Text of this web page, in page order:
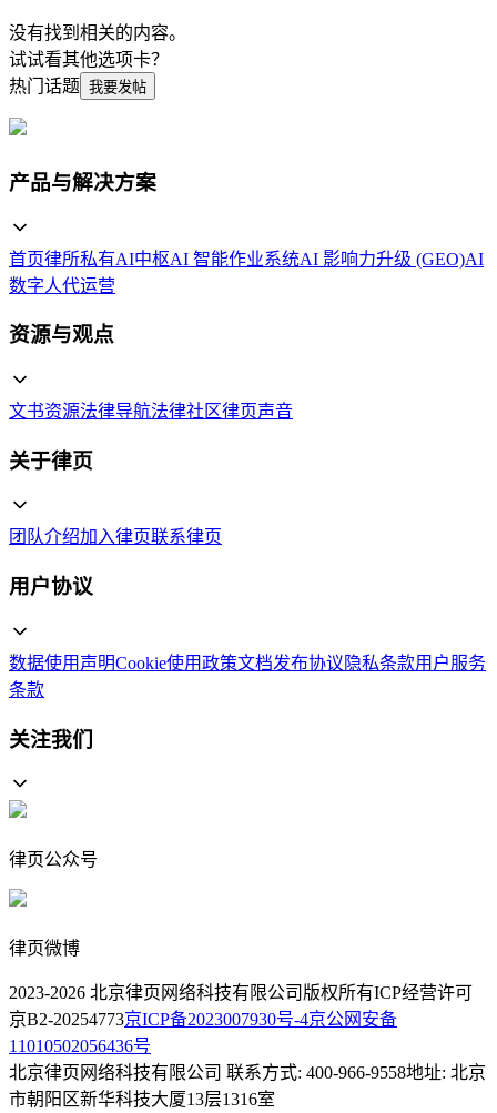
没有找到相关的内容。
试试看其他选项卡？
热门话题 我要发帖
产品与解决方案
首页律所私有AI中枢AI 智能作业系统AI 影响力升级 (GEO)AI
数字人代运营
资源与观点
文书资源法律导航法律社区律页声音
关于律页
团队介绍加入律页联系律页
用户协议
数据使用声明Cookie使用政策文档发布协议 隐私条款用户服务
条款
关注我们
律页公众号
律页微博
2023-2026 北京律页网络科技有限公司版权所有ICP经营许可
京B2-20254773京ICP备2023007930号-4京公网安备
11010502056436号
北京律页网络科技有限公司 联系方式: 400-966-9558地址: 北京
市朝阳区新华科技大厦13层1316室